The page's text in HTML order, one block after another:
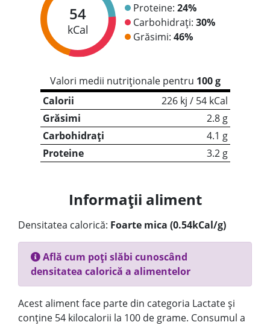
54
kCal
Proteine: 24%
Carbohidrați: 30%
Grăsimi: 46%
Valori medii nutriționale pentru 100 g
Calorii
226 kj / 54 kCal
Grăsimi
2.8 g
Carbohidrați
4.1 g
Proteine
3.2 g
Informații aliment
Densitatea calorică: Foarte mica (0.54kCal/g)
Află cum poți slăbi cunoscând
densitatea calorică a alimentelor
Acest aliment face parte din categoria Lactate și
conține 54 kilocalorii la 100 de grame. Consumul a